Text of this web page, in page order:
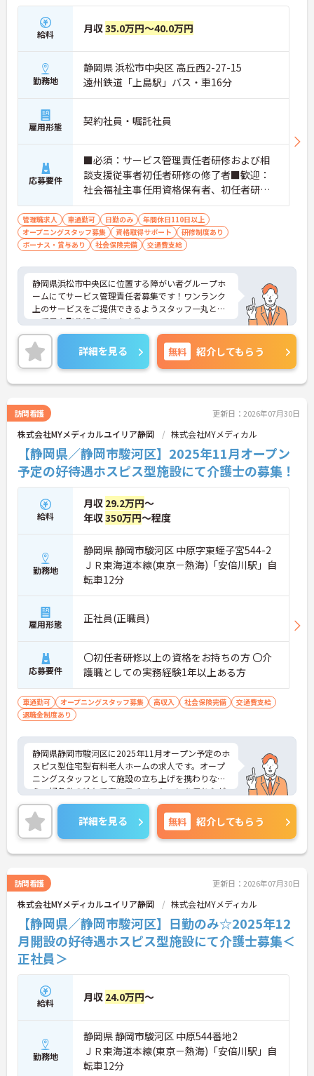
給料 月収35.0万円～40.0万円
勤務地
静岡県 浜松市中央区 高丘西2-27-15
遠州鉄道「上島駅」バス・車16分
雇用形態 契約社員・嘱託社員
応募要件
■必須：サービス管理責任者研修および相
談支援従事者初任者研修の修了者■歓迎：
社会福祉主事任用資格保有者、初任者研修
（旧ヘルパー2級）、サービス管理責任者の
業務経験
管理職求人 車通勤可 日勤のみ
年間休日110日以上
オープニングスタッフ募集
資格取得サポート
研修制度あり
ボーナス・賞与あり
社会保険完備 交通費支給
静岡県浜松市中央区に位置する障がい者グループホ
ームにてサービス管理責任者募集です！ワンランク
上のサービスをご提供できるようスタッフ一丸とな
って日々取り組んでいます◎
ご興味ある方には、面接対策ポイントなど、さらに
詳細をお話しいたしますのでお気軽にご相談くださ
い！
詳細を見る 無料 紹介してもらう
訪問看護 更新日：2026年07月30日
株式会社MYメディカルユイリア静岡 株式会社MYメディカル
【静岡県／静岡市駿河区】2025年11月オープン
予定の好待遇ホスピス型施設にて介護士の募集！
給料
月収 29.2万円～
年収350万円～程度
勤務地
静岡県 静岡市駿河区 中原字東蛭子宮544-2
ＪＲ東海道本線(東京－熱海)「安倍川駅」自
転車12分
雇用形態 正社員(正職員)
応募要件
〇初任者研修以上の資格をお持ちの方 〇介
護職としての実務経験1年以上ある方
車通勤可 オープニングスタッフ募集 高収入 社会保険完備
交通費支給
退職金制度あり
静岡県静岡市駿河区に2025年11月オープン予定のホ
スピス型住宅型有料老人ホームの求人です。オープ
ニングスタッフとして施設の立ち上げを携わりなが
ら、好条件の給与で高いモチベーションを保ちなが
ら勤務することができます。
終末期の患者様やご家族に寄り添い「その人らしい
最期を支える」という看護師としての本質的な役割
を実感できる場です。医療的ケアだけでなく、精神
的・社会的なサポートも重視されるため、患者さん
りがいになります。
ご興味をお持ちの方はお気軽にお問い合わせくださ
い！
詳細を見る 無料 紹介してもらう
訪問看護 更新日：2026年07月30日
株式会社MYメディカルユイリア静岡 株式会社MYメディカル
【静岡県／静岡市駿河区】日勤のみ☆2025年12
月開設の好待遇ホスピス型施設にて介護士募集＜
正社員＞
給料 月収 24.0万円～
勤務地
静岡県 静岡市駿河区 中原544番地2
ＪＲ東海道本線(東京－熱海)「安倍川駅」自
転車12分